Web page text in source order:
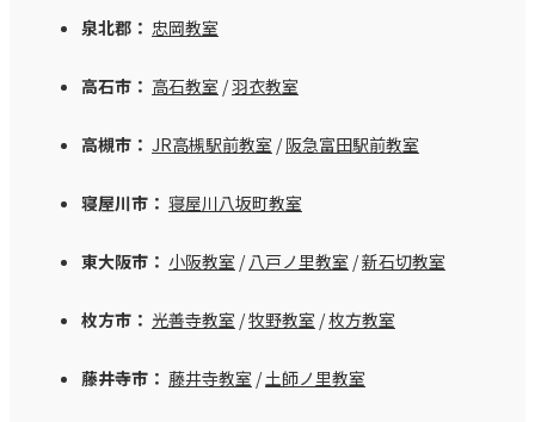
泉北郡： 忠岡教室
高石市： 高石教室 /羽衣教室
高槻市： JR高槻駅前教室 /阪急富田駅前教室
寝屋川市： 寝屋川八坂町教室
東大阪市： 小阪教室 / 八戸ノ里教室 /新石切教室
枚方市： 光善寺教室 /牧野教室 /枚方教室
藤井寺市： 藤井寺教室 /土師ノ里教室